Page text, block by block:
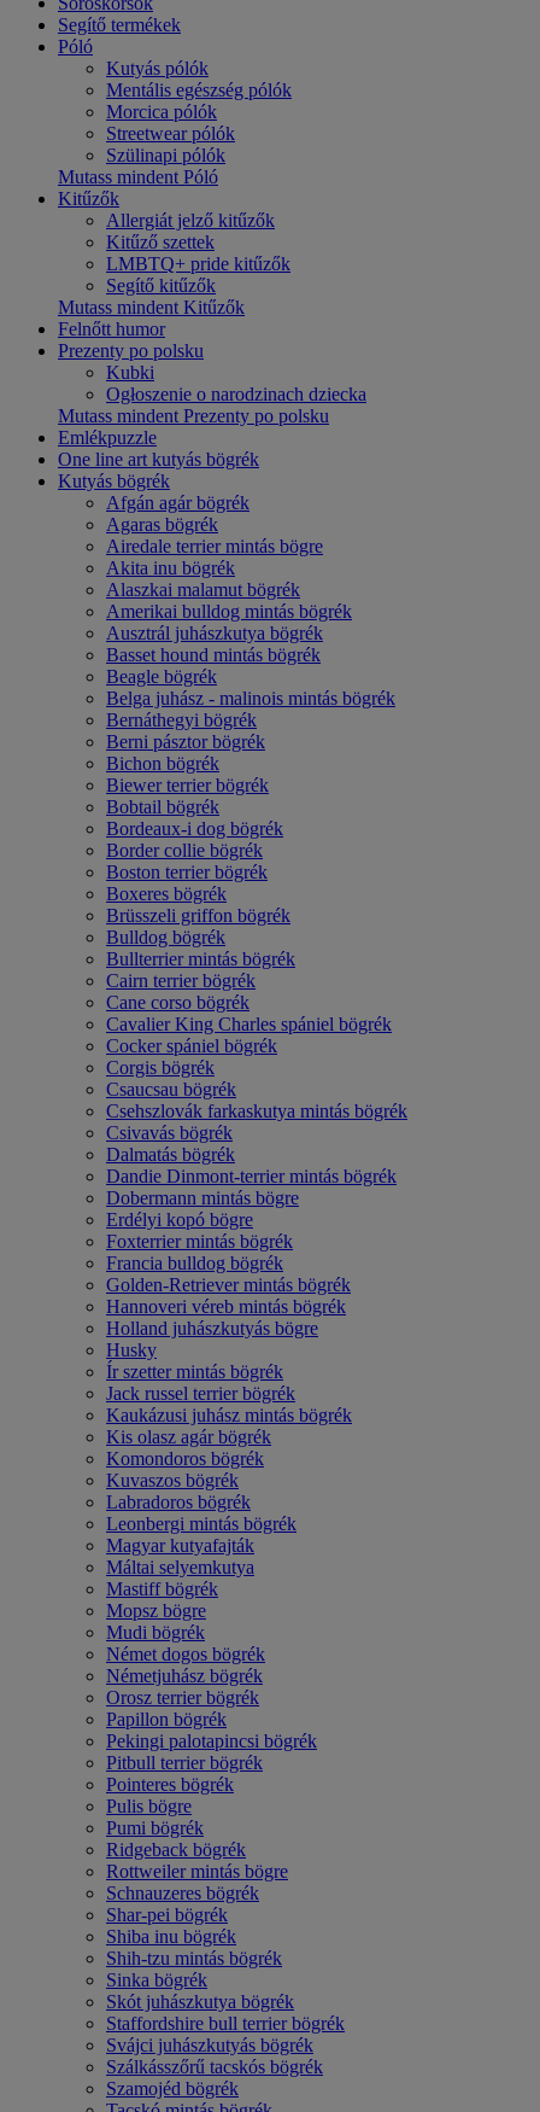
Segítő termékek
Póló
Kutyás pólók
Mentális egészség pólók
Morcica pólók
Streetwear pólók
Szülinapi pólók
Mutass mindent Póló
Kitűzők
Allergiát jelző kitűzők
Kitűző szettek
LMBTQ+ pride kitűzők
Segítő kitűzők
Mutass mindent Kitűzők
Felnőtt humor
Prezenty po polsku
Kubki
Ogłoszenie o narodzinach dziecka
Mutass mindent Prezenty po polsku
Emlékpuzzle
One line art kutyás bögrék
Kutyás bögrék
Afgán agár bögrék
Agaras bögrék
Airedale terrier mintás bögre
Akita inu bögrék
Alaszkai malamut bögrék
Amerikai bulldog mintás bögrék
Ausztrál juhászkutya bögrék
Basset hound mintás bögrék
Beagle bögrék
Belga juhász - malinois mintás bögrék
Bernáthegyi bögrék
Berni pásztor bögrék
Bichon bögrék
Biewer terrier bögrék
Bobtail bögrék
Bordeaux-i dog bögrék
Border collie bögrék
Boston terrier bögrék
Boxeres bögrék
Brüsszeli griffon bögrék
Bulldog bögrék
Bullterrier mintás bögrék
Cairn terrier bögrék
Cane corso bögrék
Cavalier King Charles spániel bögrék
Cocker spániel bögrék
Corgis bögrék
Csaucsau bögrék
Csehszlovák farkaskutya mintás bögrék
Csivavás bögrék
Dalmatás bögrék
Dandie Dinmont-terrier mintás bögrék
Dobermann mintás bögre
Erdélyi kopó bögre
Foxterrier mintás bögrék
Francia bulldog bögrék
Golden-Retriever mintás bögrék
Hannoveri véreb mintás bögrék
Holland juhászkutyás bögre
Husky
Ír szetter mintás bögrék
Jack russel terrier bögrék
Kaukázusi juhász mintás bögrék
Kis olasz agár bögrék
Komondoros bögrék
Kuvaszos bögrék
Labradoros bögrék
Leonbergi mintás bögrék
Magyar kutyafajták
Máltai selyemkutya
Mastiff bögrék
Mopsz bögre
Mudi bögrék
Német dogos bögrék
Németjuhász bögrék
Orosz terrier bögrék
Papillon bögrék
Pekingi palotapincsi bögrék
Pitbull terrier bögrék
Pointeres bögrék
Pulis bögre
Pumi bögrék
Ridgeback bögrék
Rottweiler mintás bögre
Schnauzeres bögrék
Shar-pei bögrék
Shiba inu bögrék
Shih-tzu mintás bögrék
Sinka bögrék
Skót juhászkutya bögrék
Staffordshire bull terrier bögrék
Svájci juhászkutyás bögrék
Szálkásszőrű tacskós bögrék
Szamojéd bögrék